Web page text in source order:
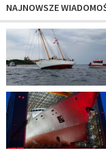
NAJNOWSZE